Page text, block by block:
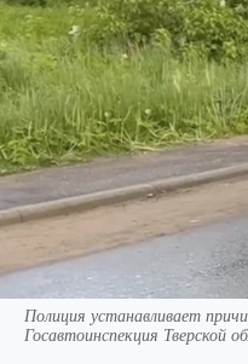
Полиция устанавливает
Госавтоинспекция Тверской